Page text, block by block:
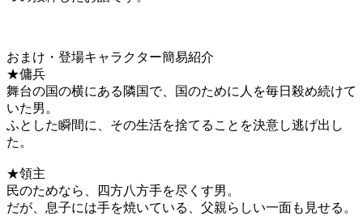
おまけ・登場キャラクター簡易紹介
★傭兵
舞台の国の横にある隣国で、国のために人を毎日殺め続けて
いた男。
ふとした瞬間に、その生活を捨てることを決意し逃げ出し
た。
★領主
民のためなら、四方八方手を尽くす男。
だが、息子には手を焼いている、父親らしい一面も見せる。